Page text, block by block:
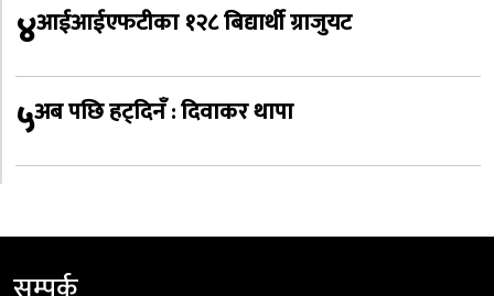
४आईआईएफटीका १२८ बिद्यार्थी ग्राजुयट
५अब पछि हट्दिनँ : दिवाकर थापा